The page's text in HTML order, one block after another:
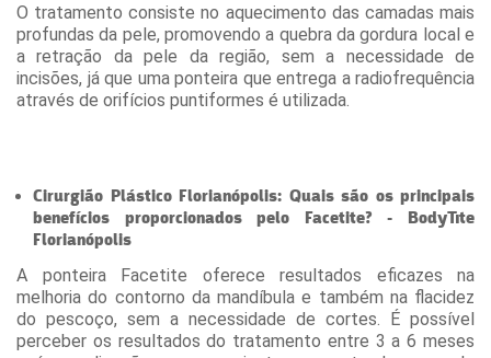
O tratamento consiste no aquecimento das camadas mais
profundas da pele, promovendo a quebra da gordura local e
a retração da pele da região, sem a necessidade de
incisões, já que uma ponteira que entrega a radiofrequência
através de orifícios puntiformes é utilizada.
Cirurgião Plástico Florianópolis: Quais são os principais
benefícios proporcionados pelo Facetite? - BodyTite
Florianópolis
A ponteira Facetite oferece resultados eficazes na
melhoria do contorno da mandíbula e também na flacidez
do pescoço, sem a necessidade de cortes. É possível
perceber os resultados do tratamento entre 3 a 6 meses